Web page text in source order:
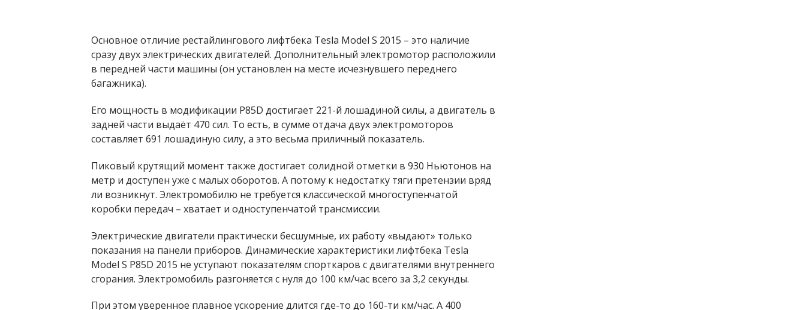
Основное отличие рестайлингового лифтбека Tesla Model S 2015 – это наличие
сразу двух электрических двигателей. Дополнительный электромотор расположили
в передней части машины (он установлен на месте исчезнувшего переднего
багажника).
Его мощность в модификации P85D достигает 221-й лошадиной силы, а двигатель в
задней части выдаёт 470 сил. То есть, в сумме отдача двух электромоторов
составляет 691 лошадиную силу, а это весьма приличный показатель.
Пиковый крутящий момент также достигает солидной отметки в 930 Ньютонов на
метр и доступен уже с малых оборотов. А потому к недостатку тяги претензии вряд
ли возникнут. Электромобилю не требуется классической многоступенчатой
коробки передач – хватает и одноступенчатой трансмиссии.
Электрические двигатели практически бесшумные, их работу «выдают» только
показания на панели приборов. Динамические характеристики лифтбека Tesla
Model S P85D 2015 не уступают показателям спорткаров с двигателями внутреннего
сгорания. Электромобиль разгоняется с нуля до 100 км/час всего за 3,2 секунды.
При этом уверенное плавное ускорение длится где-то до 160-ти км/час. А 400